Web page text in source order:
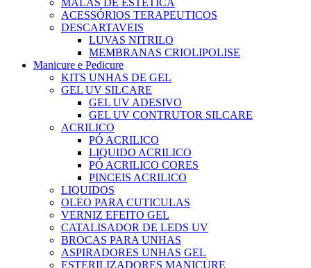
MALAS DE ESTETICA
ACESSÓRIOS TERAPEUTICOS
DESCARTAVEIS
LUVAS NITRILO
MEMBRANAS CRIOLIPOLISE
Manicure e Pedicure
KITS UNHAS DE GEL
GEL UV SILCARE
GEL UV ADESIVO
GEL UV CONTRUTOR SILCARE
ACRILICO
PÓ ACRILICO
LIQUIDO ACRILICO
PÓ ACRILICO CORES
PINCEIS ACRILICO
LIQUIDOS
OLEO PARA CUTICULAS
VERNIZ EFEITO GEL
CATALISADOR DE LEDS UV
BROCAS PARA UNHAS
ASPIRADORES UNHAS GEL
ESTERILIZADORES MANICURE